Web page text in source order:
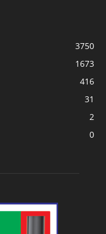
3750
1673
416
31
2
0